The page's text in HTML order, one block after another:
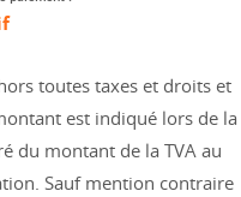
toutes taxes et droits et
est indiqué lors de la
du montant de la TVA au
Sauf mention contraire